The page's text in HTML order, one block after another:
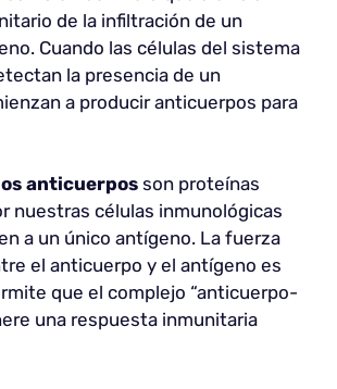
de la infiltración de un
Cuando las células del sistema
la presencia de un
a producir anticuerpos para
anticuerpos son proteínas
nuestras células inmunológicas
a un único antígeno. La fuerza
el anticuerpo y el antígeno es
que el complejo “anticuerpo-
una respuesta inmunitaria